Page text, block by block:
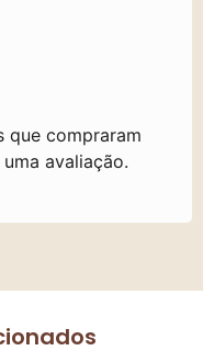
que compraram
avaliação.